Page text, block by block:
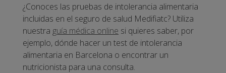
¿Conoces las pruebas de intolerancia alimentaria
incluidas en el seguro de salud Medifiatc? Utiliza
nuestra guía médica online si quieres saber, por
ejemplo, dónde hacer un test de intolerancia
alimentaria en Barcelona o encontrar un
nutricionista para una consulta.